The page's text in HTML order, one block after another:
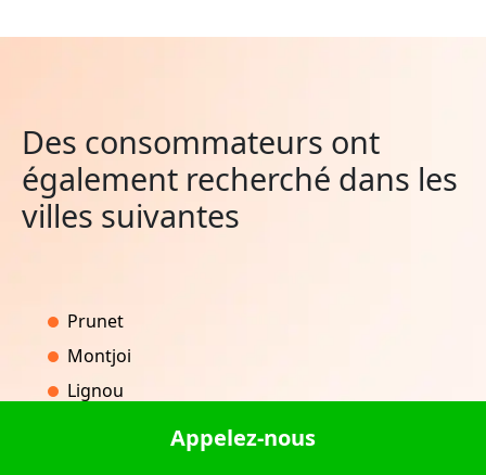
Des consommateurs ont
également recherché dans les
villes suivantes
Prunet
Montjoi
Lignou
Pont-SalomonAppelez-nous